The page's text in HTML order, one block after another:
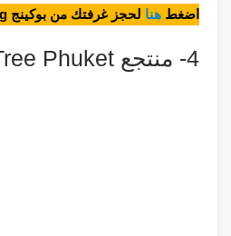
اضغط هنا لحجز غرفتك من بوكينج Booking
4- منتجع Banyan Tree Phuket